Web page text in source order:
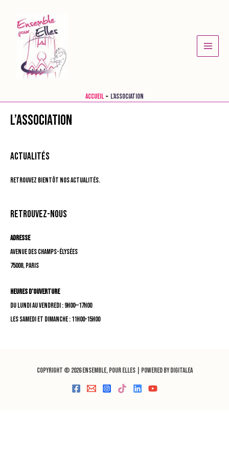
contenu
Main
Accueil L’association
L’association
Actualités
Retrouvez bientôt nos actualités.
Retrouvez-nous
Adresse
Avenue des Champs-Élysées
75008, Paris
Heures d’ouverture
Du lundi au vendredi : 9h00—17h00
Les samedi et dimanche : 11h00–15h00
Copyright © 2026 Ensemble, pour Elles | Powered by Digitalea